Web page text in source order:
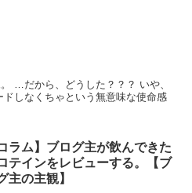
…だから、どうした？？？ いや、
しなくちゃという無意味な使命感
コラム】ブログ主が飲んできた
テインをレビューする。【ブ
主の主観】